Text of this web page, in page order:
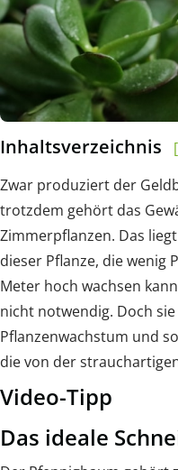
Inhaltsverzeichnis
Zwar produziert der
trotzdem gehört das
Zimmerpflanzen. Das
dieser Pflanze, die wenig
Meter hoch wachsen
nicht notwendig. Doch
Pflanzenwachstum und
die von der
Video-Tipp
Das ideale